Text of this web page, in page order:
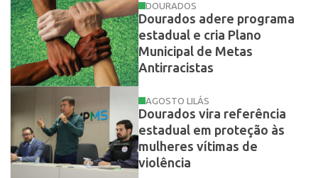
DOURADOS
Dourados adere programa
estadual e cria Plano
Municipal de Metas
Antirracistas
AGOSTO LILÁS
Dourados vira referência
estadual em proteção às
mulheres vítimas de
violência